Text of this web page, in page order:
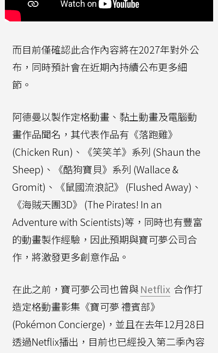
而目前僅確認此合作內容將在2027年對外公
布，同時預計會在近期內持續公布更多細
節。
阿德曼以製作定格動畫、黏土動畫及電腦動
畫作品聞名，其代表作品有《落跑雞》
(Chicken Run)、《笑笑羊》系列 (Shaun the
Sheep)、《酷狗寶貝》系列 (Wallace &
Gromit)、《鼠國流浪記》 (Flushed Away)、
《海賊天團3D》 (The Pirates! In an
Adventure with Scientists)等，同時也有豐富
的動畫製作經驗，因此預期與寶可夢公司合
作，將激發更多創意作品。
在此之前，寶可夢公司也曾與 Netflix 合作打
造定格動畫影集《寶可夢 禮賓部》
(Pokémon Concierge)，並且在去年12月28日
透過Netflix播出，目前也已經投入第二季內容